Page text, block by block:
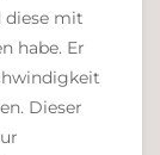
diese mit
habe. Er
Dieser